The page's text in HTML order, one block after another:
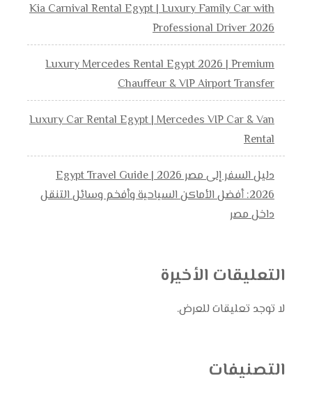
Kia Carnival Rental Egypt | Luxury Family Car with
Professional Driver 2026
Luxury Mercedes Rental Egypt 2026 | Premium
Chauffeur & VIP Airport Transfer
Luxury Car Rental Egypt | Mercedes VIP Car & Van
Rental
دليل السفر إلى مصر 2026 | Egypt Travel Guide
2026: أفضل الأماكن السياحية وأفخم وسائل التنقل
داخل مصر
التعليقات الأخيرة
لا توجد تعليقات للعرض.
التصنيفات